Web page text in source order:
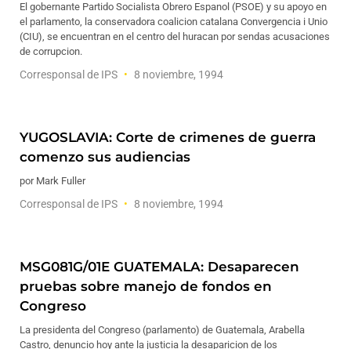
El gobernante Partido Socialista Obrero Espanol (PSOE) y su apoyo en
el parlamento, la conservadora coalicion catalana Convergencia i Unio
(CIU), se encuentran en el centro del huracan por sendas acusaciones
de corrupcion.
Corresponsal de IPS 8 noviembre, 1994
YUGOSLAVIA: Corte de crimenes de guerra
comenzo sus audiencias
por Mark Fuller
Corresponsal de IPS 8 noviembre, 1994
MSG081G/01E GUATEMALA: Desaparecen
pruebas sobre manejo de fondos en
Congreso
La presidenta del Congreso (parlamento) de Guatemala, Arabella
Castro, denuncio hoy ante la justicia la desaparicion de los